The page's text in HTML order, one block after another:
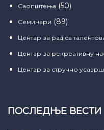
Саопштења (50)
Семинари (89)
Центар за рад са
Центар за рекреативну
Центар за стручно
ПОСЛЕДЊЕ ВЕСТИ